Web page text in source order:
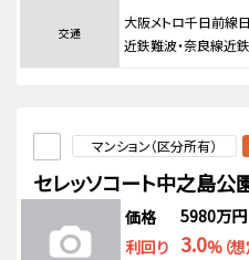
交通
大阪メトロ千日前線
近鉄難波・奈良線近
マンション（区分所有）
セレッソコート中之島公
価格
5980万円
利回り 3.0%（想